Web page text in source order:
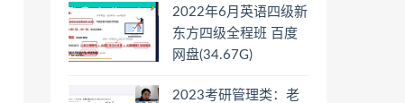
2022年6月英语四级新
东方四级全程班 百度
网盘(34.67G)
2023考研管理类：老